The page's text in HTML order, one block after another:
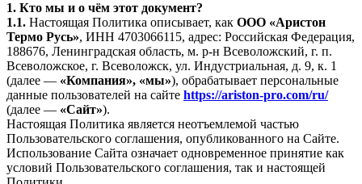
1. Кто мы и о чём этот документ?
1.1. Настоящая Политика описывает, как ООО «Аристон
Термо Русь», ИНН 4703066115, адрес: Российская Федерация,
188676, Ленинградская область, м. р-н Всеволожский, г. п.
Всеволожское, г. Всеволожск, ул. Индустриальная, д. 9, к. 1
(далее — «Компания», «мы»), обрабатывает персональные
данные пользователей на сайте https://ariston-pro.com/ru/
(далее — «Сайт»).
Настоящая Политика является неотъемлемой частью
Пользовательского соглашения, опубликованного на Сайте.
Использование Сайта означает одновременное принятие как
условий Пользовательского соглашения, так и настоящей